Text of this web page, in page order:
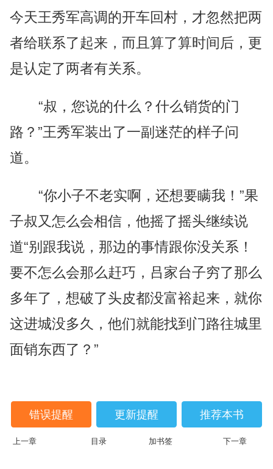
今天王秀军高调的开车回村，才忽然把两
者给联系了起来，而且算了算时间后，更
是认定了两者有关系。
“叔，您说的什么？什么销货的门
路？”王秀军装出了一副迷茫的样子问
道。
“你小子不老实啊，还想要瞒我！”果
子叔又怎么会相信，他摇了摇头继续说
道“别跟我说，那边的事情跟你没关系！
要不怎么会那么赶巧，吕家台子穷了那么
多年了，想破了头皮都没富裕起来，就你
这进城没多久，他们就能找到门路往城里
面销东西了？”
错误提醒 更新提醒 推荐本书
上一章 目录 加书签 下一章